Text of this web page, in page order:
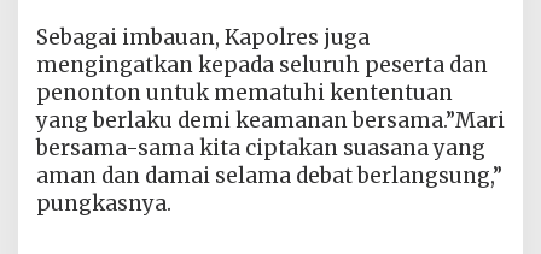
Sebagai imbauan, Kapolres juga
mengingatkan kepada seluruh peserta dan
penonton untuk mematuhi kententuan
yang berlaku demi keamanan bersama.”Mari
bersama-sama kita ciptakan suasana yang
aman dan damai selama debat berlangsung,”
pungkasnya.